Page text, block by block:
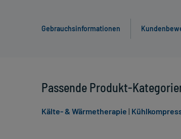
Gebrauchsinformationen
Passende Produkt-
Kälte- & Wärmetherapie |